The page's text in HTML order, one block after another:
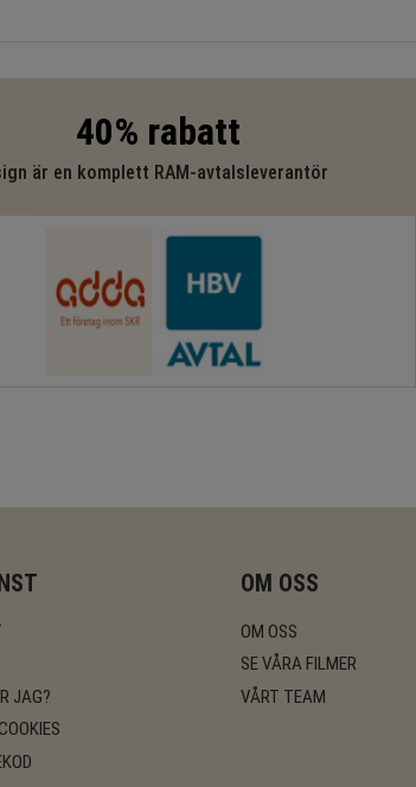
40% rabatt
är en komplett RAM-avtalsleverantör
JAG?
OM OSS
OM OSS
SE VÅRA FILMER
VÅRT TEAM